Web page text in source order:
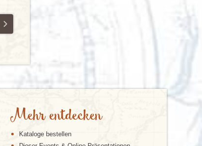
Mehr entdecken
Kataloge bestellen